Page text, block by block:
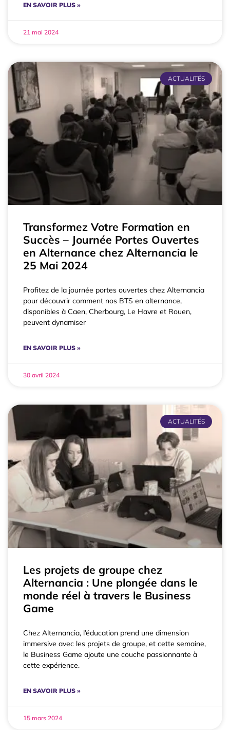
EN SAVOIR PLUS »
21 mai 2024
ACTUALITÉS
Transformez Votre Formation en
Succès – Journée Portes Ouvertes
en Alternance chez Alternancia le
25 Mai 2024
Profitez de la journée portes ouvertes chez Alternancia
pour découvrir comment nos BTS en alternance,
disponibles à Caen, Cherbourg, Le Havre et Rouen,
peuvent dynamiser
EN SAVOIR PLUS »
30 avril 2024
ACTUALITÉS
Les projets de groupe chez
Alternancia : Une plongée dans le
monde réel à travers le Business
Game
Chez Alternancia, l’éducation prend une dimension
immersive avec les projets de groupe, et cette semaine,
le Business Game ajoute une couche passionnante à
cette expérience.
EN SAVOIR PLUS »
15 mars 2024